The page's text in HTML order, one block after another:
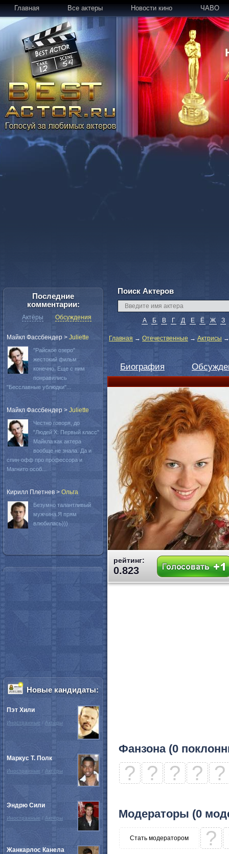
Главная Все актеры Новости кино ЧАВО
Поиск Актеров
А Б В Г Д Е Ё Ж З
Главная → Отечественные → Актрисы
Биография
рейтинг:
0.823
Фанзона (0
? ? ? ? ?
Модераторы (0
Стать модератором ?
Последние
комментарии:
Актёры Обсуждения
Майкл Фассбендер > Juliette
"Райское озеро"
жестокий фильм
конечно. Еще с ним
понравились
"Бесславные ублюдки"...
Майкл Фассбендер > Juliette
Честно говоря, до
"Людей Х: Первый класс"
Майкла как актера
вообще не знала. Да и
спин-офф про профессора и
Магнито особ...
Кирилл Плетнев > Oльга
Безумно талантливый
мужчина.Я прям
влюбилась)))
Новые кандидаты:
Пэт Хили
Иностранные / Актёры
Маркус Т. Полк
Иностранные / Актёры
Эндрю Сили
Иностранные / Актёры
Жанкарлос Канела